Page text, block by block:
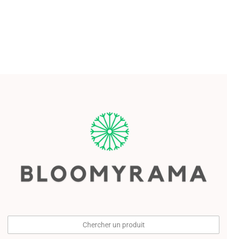
Chercher un produit